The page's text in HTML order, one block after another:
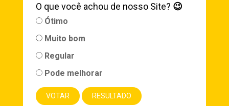
O que você achou de nosso Site? 😉
Ótimo
Muito bom
Regular
Pode melhorar